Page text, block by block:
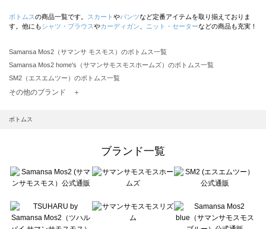
ボトムスの商品一覧です。 スカート やパンツなど定番アイテムを取り揃えておりま
す。他にもシャツ・ブラウスやカーディガン ニット・セーターなどの商品も充実！
Samansa Mos2（サマンサ モスモス）のボトムス一覧
Samansa Mos2 home's（サマンサモスモスホームズ）のボトムス一覧
SM2（エスエムツー）のボトムス一覧
TSUHARU by Samansa Mos2（ツハルバイサマンサモスモス）のボトムス一覧
Samansa Mos2 blue（サマンサモスモス ブルー）のボトムス一覧
sō4ū（ソウフォーユー）のボトムス一覧
Te chichi（テチチ）のボトムス一覧
Te chichi CLASSIC（テチチ クラシック）のボトムス一覧
Lugnoncure（ルノンキュール）のボトムス一覧
BETTY'S BLUE（べティーズブルー）のボトムス一覧
その他のブランド ＋
ボトムス
ブランド一覧